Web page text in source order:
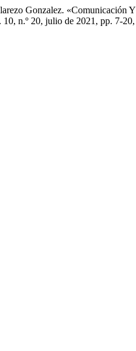
Gonzalez. «Comunicación
10, n.º 20, julio de 2021, pp. 7-